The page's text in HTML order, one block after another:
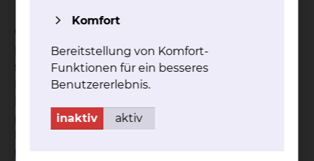
Wir verbinden moderne Medizin mit vernetzter
Kommunikation und gemeinschaftlicher Fürsorge
für die PatientInnen. Moderne Möglichkeiten der
Diagnose und Therapie gehen bei uns Hand in
partnerschaftlicher Zusammenarbeit unserer
Komfort
Bereitstellung von Komfort-
Funktionen für ein besseres
Benutzererlebnis.
inaktiv aktiv